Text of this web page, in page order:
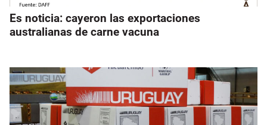
Es noticia: cayeron las exportaciones
australianas de carne vacuna